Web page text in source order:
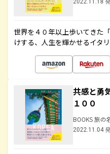
2022.11.18
世界を４０年以上歩いてきた
けする、人生を輝かせるイタ
共感と勇
１００
BOOKS 旅の
2022.11.04